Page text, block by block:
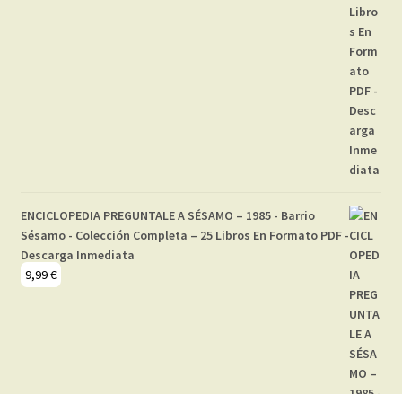
ENCICLOPEDIA PREGUNTALE A SÉSAMO – 1985 - Barrio
Sésamo - Colección Completa – 25 Libros En Formato PDF -
Descarga Inmediata
9,99€